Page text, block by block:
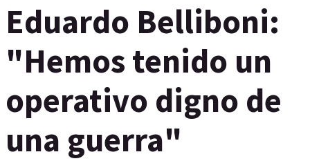
Eduardo Belliboni:
"Hemos tenido un
operativo digno de
una guerra"